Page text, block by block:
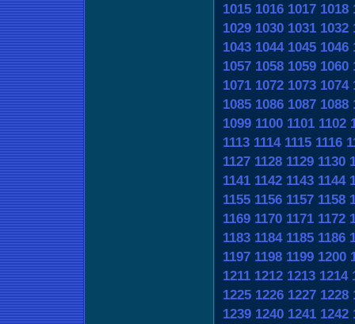
1015 1016 1017 1018
1029 1030 1031 1032
1043 1044 1045 1046
1057 1058 1059 1060
1071 1072 1073 1074
1085 1086 1087 1088
1099 1100 1101 1102
1113 1114 1115 1116
1127 1128 1129 1130
1141 1142 1143 1144
1155 1156 1157 1158
1169 1170 1171 1172
1183 1184 1185 1186
1197 1198 1199 1200
1211 1212 1213 1214
1225 1226 1227 1228
1239 1240 1241 1242